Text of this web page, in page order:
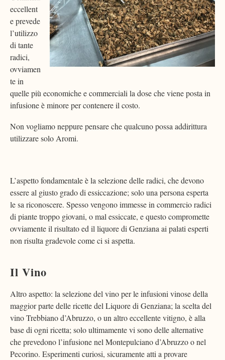
eccellent
e prevede
l’utilizzo
di tante
radici,
ovviamen
te in
quelle più economiche e commerciali la dose che viene posta in
infusione è minore per contenere il costo.
Non vogliamo neppure pensare che qualcuno possa addirittura
utilizzare solo Aromi.
L’aspetto fondamentale è la selezione delle radici, che devono
essere al giusto grado di essiccazione; solo una persona esperta
le sa riconoscere. Spesso vengono immesse in commercio radici
di piante troppo giovani, o mal essiccate, e questo compromette
ovviamente il risultato ed il liquore di Genziana ai palati esperti
non risulta gradevole come ci si aspetta.
Il Vino
Altro aspetto: la selezione del vino per le infusioni vinose della
maggior parte delle ricette del Liquore di Genziana; la scelta del
vino Trebbiano d’Abruzzo, o un altro eccellente vitigno, è alla
base di ogni ricetta; solo ultimamente vi sono delle alternative
che prevedono l’infusione nel Montepulciano d’Abruzzo o nel
Pecorino. Esperimenti curiosi, sicuramente atti a provare